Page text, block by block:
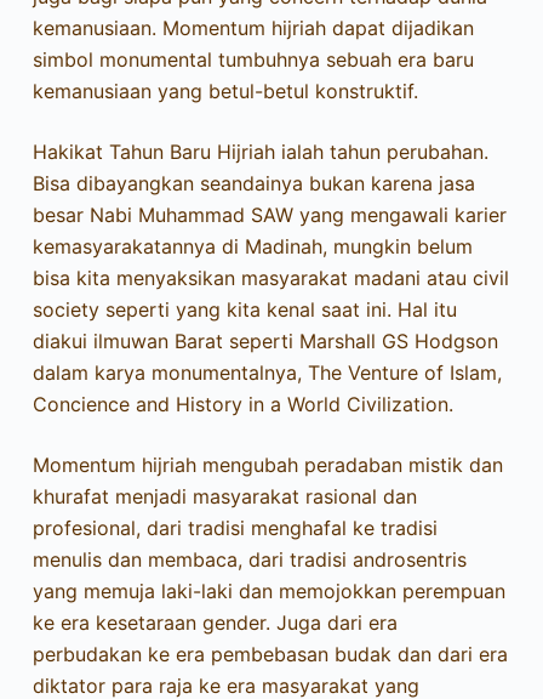
kemanusiaan. Momentum hijriah dapat dijadikan
simbol monumental tumbuhnya sebuah era baru
kemanusiaan yang betul-betul konstruktif.
Hakikat Tahun Baru Hijriah ialah tahun perubahan.
Bisa dibayangkan seandainya bukan karena jasa
besar Nabi Muhammad SAW yang mengawali karier
kemasyarakatannya di Madinah, mungkin belum
bisa kita menyaksikan masyarakat madani atau civil
society seperti yang kita kenal saat ini. Hal itu
diakui ilmuwan Barat seperti Marshall GS Hodgson
dalam karya monumentalnya, The Venture of Islam,
Concience and History in a World Civilization.
Momentum hijriah mengubah peradaban mistik dan
khurafat menjadi masyarakat rasional dan
profesional, dari tradisi menghafal ke tradisi
menulis dan membaca, dari tradisi androsentris
yang memuja laki-laki dan memojokkan perempuan
ke era kesetaraan gender. Juga dari era
perbudakan ke era pembebasan budak dan dari era
diktator para raja ke era masyarakat yang